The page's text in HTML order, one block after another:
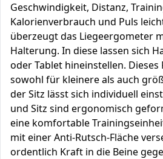
Geschwindigkeit, Distanz,
Kalorienverbrauch und Puls
überzeugt das Liegeergometer
Halterung. In diese lassen sich
oder Tablet hineinstellen.
sowohl für kleinere als auch
der Sitz lässt sich individuell
und Sitz sind ergonomisch
eine komfortable
mit einer Anti-Rutsch-Fläche
ordentlich Kraft in die Beine